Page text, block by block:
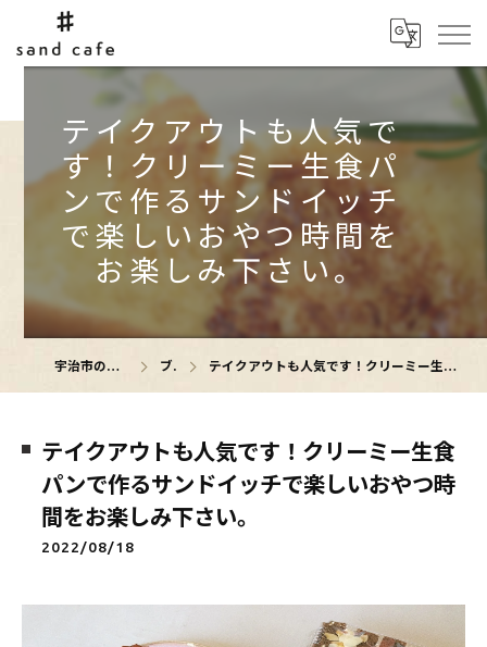
テイクアウトも人気で
す！クリーミー生食パ
ンで作るサンドイッチ
で楽しいおやつ時間を
お楽しみ下さい。
宇治市のカフェならsand cafe ブログ テイクアウトも人気です！クリーミー生食パンで作るサンドイッチで楽しいおやつ時間をお楽しみ下さい。
テイクアウトも人気です！クリーミー生食
パンで作るサンドイッチで楽しいおやつ時
間をお楽しみ下さい。
2022/08/18